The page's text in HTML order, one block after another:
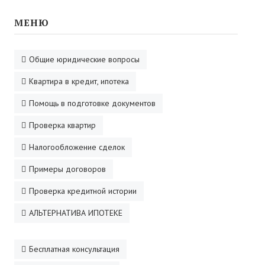
МЕНЮ
Общие юридические вопросы
Квартира в кредит, ипотека
Помощь в подготовке документов
Проверка квартир
Налогообложение сделок
Примеры договоров
Проверка кредитной истории
АЛЬТЕРНАТИВА ИПОТЕКЕ
Бесплатная консультация